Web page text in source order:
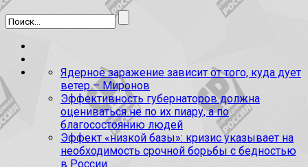
Ядерное заражение зависит от того, куда дует
ветер – Миронов
Эффективность губернаторов должна
оцениваться не по их пиару, а по
благосостоянию людей
Эффект «низкой базы»: кризис указывает на
необходимость срочной борьбы с бедностью
в России